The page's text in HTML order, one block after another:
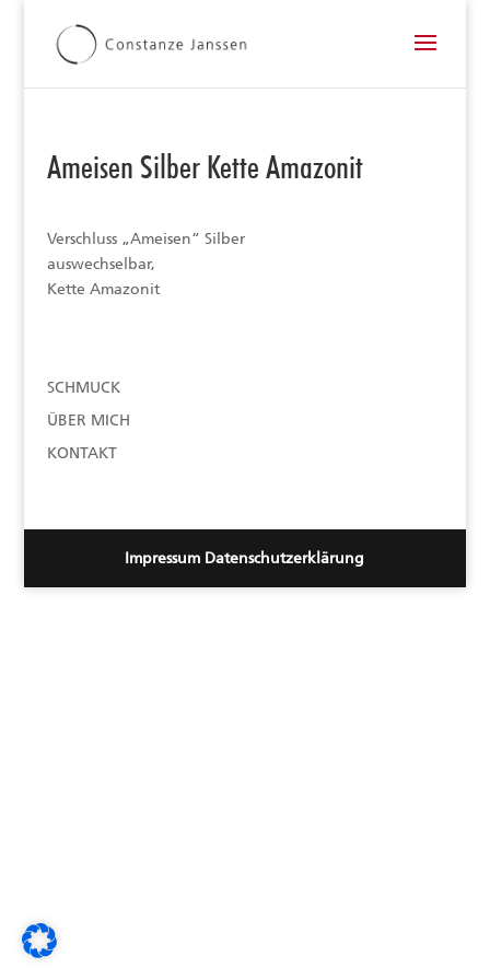
Ameisen Silber Kette Amazonit
Verschluss „Ameisen“ Silber
auswechselbar,
Kette Amazonit
SCHMUCK
ÜBER MICH
KONTAKT
Impressum Datenschutzerklärung